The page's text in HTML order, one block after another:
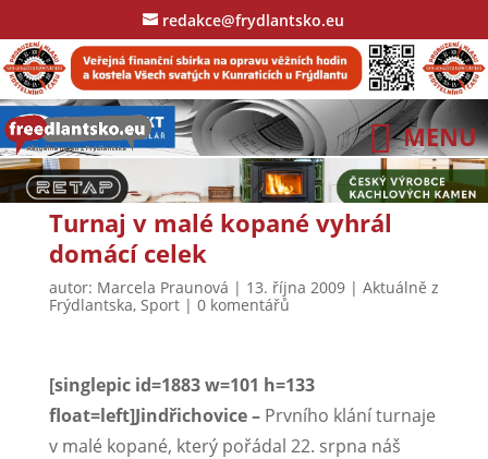
redakce@frydlantsko.eu
Turnaj v malé kopané vyhrál
domácí celek
autor: Marcela Praunová | 13. října 2009| Aktuálně z
Frýdlantska, Sport| 0 komentářů
[singlepic id=1883 w=101 h=133
float=left]Jindřichovice –Prvního klání turnaje
v malé kopané, který pořádal 22. srpna náš